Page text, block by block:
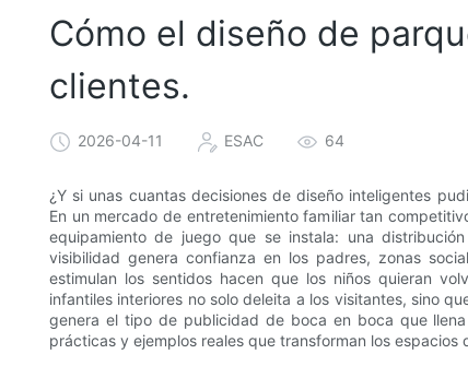
Cómo el diseño de
clientes.
2026-04-11 ESAC 64
¿Y si unas cuantas decisiones de diseño inteligentes
En un mercado de entretenimiento familiar tan
equipamiento de juego que se instala: una
visibilidad genera confianza en los padres, zonas
estimulan los sentidos hacen que los niños quieran
infantiles interiores no solo deleita a los visitantes, sino
genera el tipo de publicidad de boca en boca que
prácticas y ejemplos reales que transforman los